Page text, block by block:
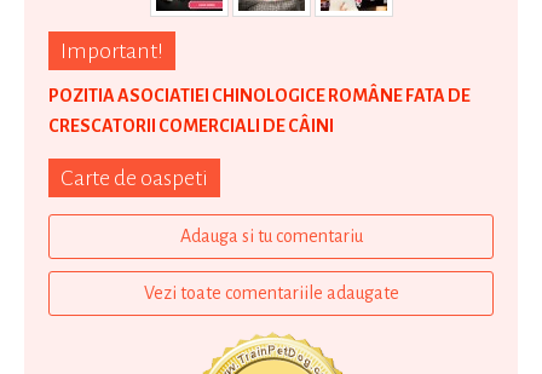
Important!
POZITIA ASOCIATIEI CHINOLOGICE ROMÂNE FATA DE
CRESCATORII COMERCIALI DE CÂINI
Carte de oaspeti
Adauga si tu comentariu
Vezi toate comentariile adaugate